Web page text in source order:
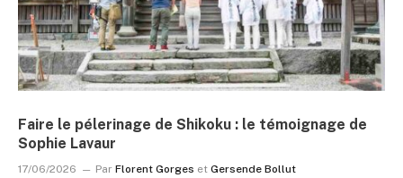
Faire le pélerinage de Shikoku : le témoignage de
Sophie Lavaur
17/06/2026 Par Florent Gorges et Gersende Bollut